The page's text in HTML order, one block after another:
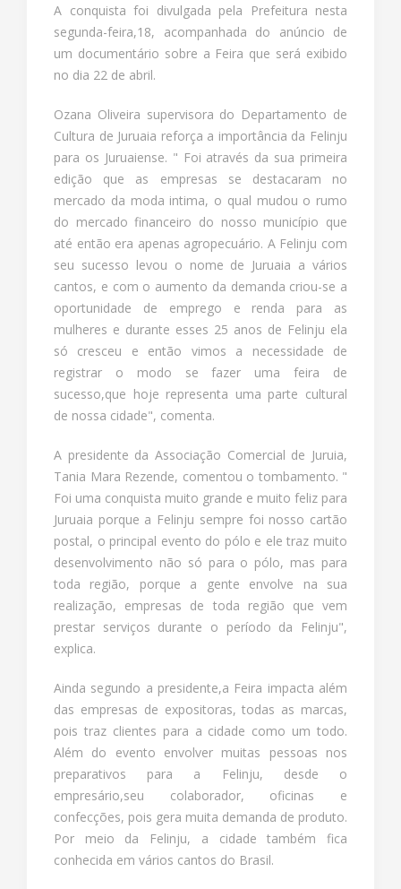
A conquista foi divulgada pela Prefeitura nesta
segunda-feira,18, acompanhada do anúncio de
um documentário sobre a Feira que será exibido
no dia 22 de abril.
Ozana Oliveira supervisora do Departamento de
Cultura de Juruaia reforça a importância da Felinju
para os Juruaiense. " Foi através da sua primeira
edição que as empresas se destacaram no
mercado da moda intima, o qual mudou o rumo
do mercado financeiro do nosso município que
até então era apenas agropecuário. A Felinju com
seu sucesso levou o nome de Juruaia a vários
cantos, e com o aumento da demanda criou-se a
oportunidade de emprego e renda para as
mulheres e durante esses 25 anos de Felinju ela
só cresceu e então vimos a necessidade de
registrar o modo se fazer uma feira de
sucesso,que hoje representa uma parte cultural
de nossa cidade", comenta.
A presidente da Associação Comercial de Juruia,
Tania Mara Rezende, comentou o tombamento. "
Foi uma conquista muito grande e muito feliz para
Juruaia porque a Felinju sempre foi nosso cartão
postal, o principal evento do pólo e ele traz muito
desenvolvimento não só para o pólo, mas para
toda região, porque a gente envolve na sua
realização, empresas de toda região que vem
prestar serviços durante o período da Felinju",
explica.
Ainda segundo a presidente,a Feira impacta além
das empresas de expositoras, todas as marcas,
pois traz clientes para a cidade como um todo.
Além do evento envolver muitas pessoas nos
preparativos para a Felinju, desde o
empresário,seu colaborador, oficinas e
confecções, pois gera muita demanda de produto.
Por meio da Felinju, a cidade também fica
conhecida em vários cantos do Brasil.